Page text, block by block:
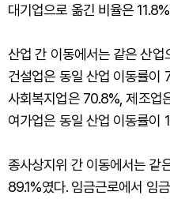
대기업으로 옮긴 비율은
산업 간 이동에서는 같은 산
건설업은 동일 산업 이동률이
사회복지업은 70.8%, 제조업
여가업은 동일 산업 이동률이
종사상지위 간 이동에서는 같
89.1%였다. 임금근로에서 임